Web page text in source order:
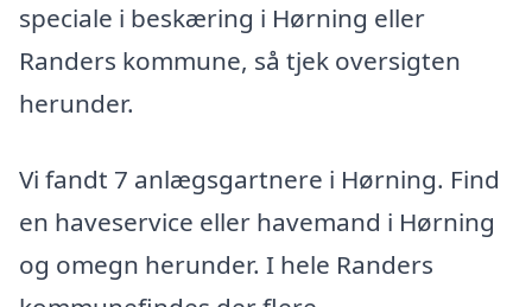
speciale i beskæring i Hørning eller
Randers kommune, så tjek oversigten
herunder.
Vi fandt 7 anlægsgartnere i Hørning. Find
en haveservice eller havemand i Hørning
og omegn herunder. I hele Randers